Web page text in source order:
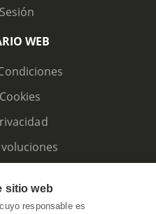
WEB
sitio web
responsable es